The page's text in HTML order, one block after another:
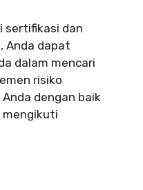
sertifikasi dan
Anda dapat
dalam mencari
risiko
dengan baik